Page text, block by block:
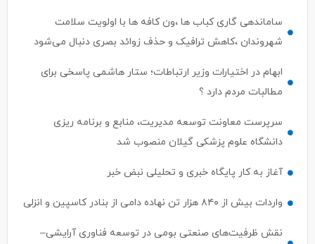
ساماندهی گاری کباب ها ،ون کافه ها با اولویت سلامت
شهروندان ،کاهش ترافیک و حذف زوائد بصری دنبال می‌شود
ابهام در اختیارات وزیر ارتباطات؛ ستار هاشمی پاسخی برای
مطالبات مردم دارد ؟
سرپرست معاونت توسعه مدیریت، منابع و برنامه ریزی
دانشگاه علوم پزشکی گیلان منصوب شد
آغاز به کار پایگاه خبری و تحلیلی نبض خبر
واردات بیش از ۸۴۰ هزار تن نهاده دامی از بنادر كاسپین و انزلی
نقش ظرفیت‌های صنعتی بومی در توسعه فناوری آرایشی–